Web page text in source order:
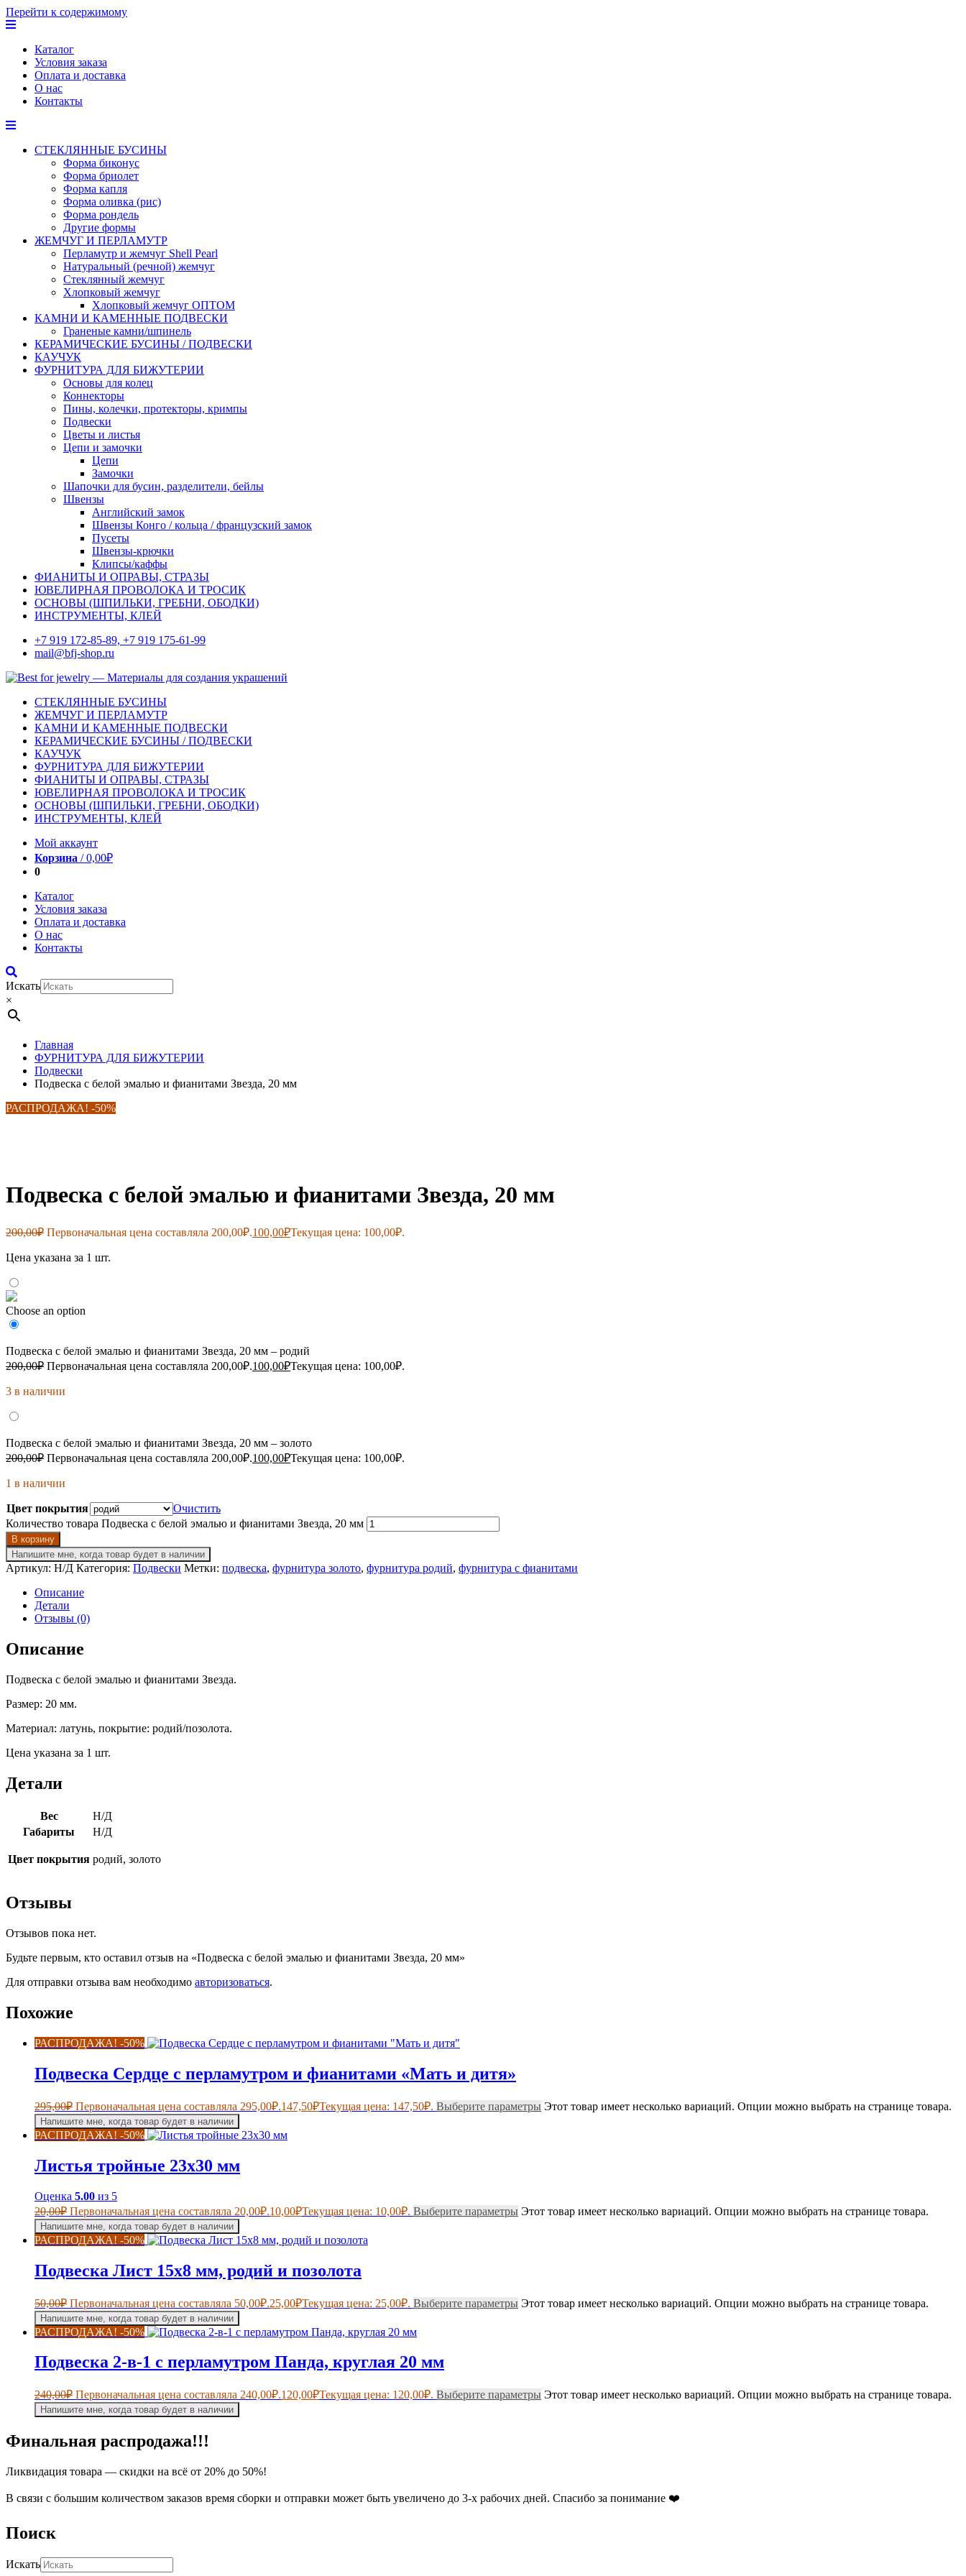
Перейти к содержимому
Каталог
Условия заказа
Оплата и доставка
О нас
Контакты
СТЕКЛЯННЫЕ БУСИНЫ
Форма биконус
Форма бриолет
Форма капля
Форма оливка (рис)
Форма рондель
Другие формы
ЖЕМЧУГ И ПЕРЛАМУТР
Перламутр и жемчуг Shell Pearl
Натуральный (речной) жемчуг
Стеклянный жемчуг
Хлопковый жемчуг
Хлопковый жемчуг ОПТОМ
КАМНИ И КАМЕННЫЕ ПОДВЕСКИ
Граненые камни/шпинель
КЕРАМИЧЕСКИЕ БУСИНЫ / ПОДВЕСКИ
КАУЧУК
ФУРНИТУРА ДЛЯ БИЖУТЕРИИ
Основы для колец
Коннекторы
Пины, колечки, протекторы, кримпы
Подвески
Цветы и листья
Цепи и замочки
Цепи
Замочки
Шапочки для бусин, разделители, бейлы
Швензы
Английский замок
Швензы Конго / кольца / французский замок
Пусеты
Швензы-крючки
Клипсы/каффы
ФИАНИТЫ И ОПРАВЫ, СТРАЗЫ
ЮВЕЛИРНАЯ ПРОВОЛОКА И ТРОСИК
ОСНОВЫ (ШПИЛЬКИ, ГРЕБНИ, ОБОДКИ)
ИНСТРУМЕНТЫ, КЛЕЙ
+7 919 172-85-89, +7 919 175-61-99
mail@bfj-shop.ru
СТЕКЛЯННЫЕ БУСИНЫ
ЖЕМЧУГ И ПЕРЛАМУТР
КАМНИ И КАМЕННЫЕ ПОДВЕСКИ
КЕРАМИЧЕСКИЕ БУСИНЫ / ПОДВЕСКИ
КАУЧУК
ФУРНИТУРА ДЛЯ БИЖУТЕРИИ
ФИАНИТЫ И ОПРАВЫ, СТРАЗЫ
ЮВЕЛИРНАЯ ПРОВОЛОКА И ТРОСИК
ОСНОВЫ (ШПИЛЬКИ, ГРЕБНИ, ОБОДКИ)
ИНСТРУМЕНТЫ, КЛЕЙ
Мой аккаунт
Корзина /0,00₽
0
Каталог
Условия заказа
Оплата и доставка
О нас
Контакты
Искать
×
Главная
ФУРНИТУРА ДЛЯ БИЖУТЕРИИ
Подвески
Подвеска с белой эмалью и фианитами Звезда, 20 мм
РАСПРОДАЖА! -50%
Подвеска с белой эмалью и фианитами Звезда, 20 мм
200,00₽ Первоначальная цена составляла 200,00₽.100,00₽Текущая цена: 100,00₽.
Цена указана за 1 шт.
Choose an option
Подвеска с белой эмалью и фианитами Звезда, 20 мм – родий
200,00₽ Первоначальная цена составляла 200,00₽.100,00₽Текущая цена: 100,00₽.
3 в наличии
Подвеска с белой эмалью и фианитами Звезда, 20 мм – золото
200,00₽ Первоначальная цена составляла 200,00₽.100,00₽Текущая цена: 100,00₽.
1 в наличии
Цвет покрытия
Очистить
Количество товара Подвеска с белой эмалью и фианитами Звезда, 20 мм
В корзину
Напишите мне, когда товар будет в наличии
Артикул: Н/Д Категория: Подвески Метки: подвеска, фурнитура золото, фурнитура родий, фурнитура с фианитами
Описание
Детали
Отзывы (0)
Описание
Подвеска с белой эмалью и фианитами Звезда.
Размер: 20 мм.
Материал: латунь, покрытие: родий/позолота.
Цена указана за 1 шт.
Детали
Вес
Н/Д
Габариты
Н/Д
Цвет покрытия родий, золото
Отзывы
Отзывов пока нет.
Будьте первым, кто оставил отзыв на «Подвеска с белой эмалью и фианитами Звезда, 20 мм»
Для отправки отзыва вам необходимо авторизоваться.
Похожие
РАСПРОДАЖА! -50%
Подвеска Сердце с перламутром и фианитами «Мать и дитя»
295,00₽ Первоначальная цена составляла 295,00₽.147,50₽Текущая цена: 147,50₽. Выберите параметры Этот товар имеет несколько вариаций. Опции можно выбрать на странице товара.
Напишите мне, когда товар будет в наличии
РАСПРОДАЖА! -50%
Листья тройные 23х30 мм
Оценка 5.00 из 5
20,00₽ Первоначальная цена составляла 20,00₽.10,00₽Текущая цена: 10,00₽. Выберите параметры Этот товар имеет несколько вариаций. Опции можно выбрать на странице товара.
Напишите мне, когда товар будет в наличии
РАСПРОДАЖА! -50%
Подвеска Лист 15х8 мм, родий и позолота
50,00₽ Первоначальная цена составляла 50,00₽.25,00₽Текущая цена: 25,00₽. Выберите параметры Этот товар имеет несколько вариаций. Опции можно выбрать на странице товара.
Напишите мне, когда товар будет в наличии
РАСПРОДАЖА! -50%
Подвеска 2-в-1 с перламутром Панда, круглая 20 мм
240,00₽ Первоначальная цена составляла 240,00₽.120,00₽Текущая цена: 120,00₽. Выберите параметры Этот товар имеет несколько вариаций. Опции можно выбрать на странице товара.
Напишите мне, когда товар будет в наличии
Финальная распродажа!!!
Ликвидация товара — скидки на всё от 20% до 50%!
В связи с большим количеством заказов время сборки и отправки может быть увеличено до 3-х рабочих дней. Спасибо за понимание ❤️
Поиск
Искать